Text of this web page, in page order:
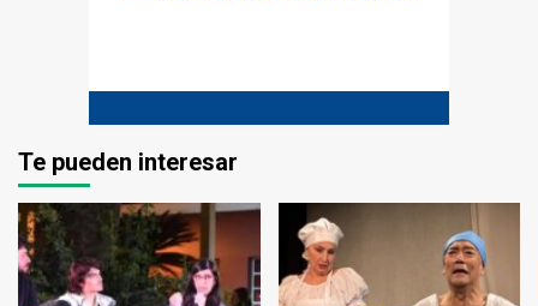
Te pueden interesar